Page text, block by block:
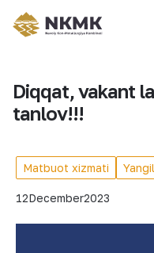
Diqqat, vakant
tanlov!!!
Matbuot xizmati
12December2023